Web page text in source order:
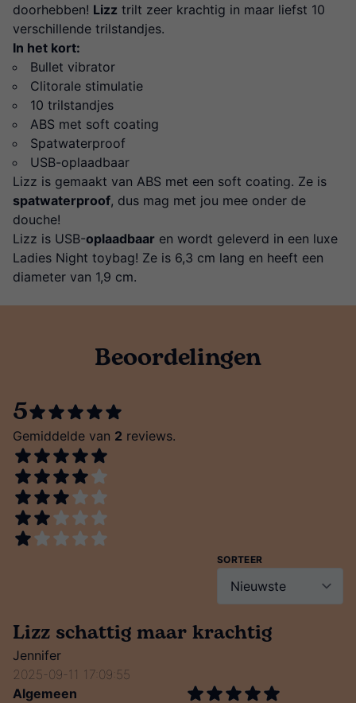
doorhebben! Lizz trilt zeer krachtig in maar liefst 10
verschillende trilstandjes.
In het kort:
Bullet vibrator
Clitorale stimulatie
10 trilstandjes
ABS met soft coating
Spatwaterproof
USB-oplaadbaar
Lizz is gemaakt van ABS met een soft coating. Ze is
spatwaterproof, dus mag met jou mee onder de
douche!
Lizz is USB-oplaadbaar en wordt geleverd in een luxe
Ladies Night toybag! Ze is 6,3 cm lang en heeft een
diameter van 1,9 cm.
Beoordelingen
5
Gemiddelde van 2 reviews.
SORTEER
Lizz schattig maar krachtig
Jennifer
2025-09-11 17:09:55
Algemeen